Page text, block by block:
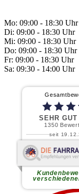
Mo: 09:00 - 18:30 Uhr
Di: 09:00 - 18:30 Uhr
Mi: 09:00 - 18:30 Uhr
Do: 09:00 - 18:30 Uhr
Fr: 09:00 - 18:30 Uhr
Sa: 09:30 - 14:00 Uhr